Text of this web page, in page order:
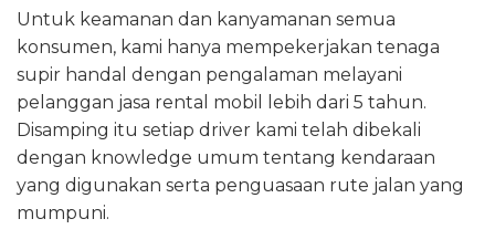
Untuk keamanan dan kanyamanan semua
konsumen, kami hanya mempekerjakan tenaga
supir handal dengan pengalaman melayani
pelanggan jasa rental mobil lebih dari 5 tahun.
Disamping itu setiap driver kami telah dibekali
dengan knowledge umum tentang kendaraan
yang digunakan serta penguasaan rute jalan yang
mumpuni.